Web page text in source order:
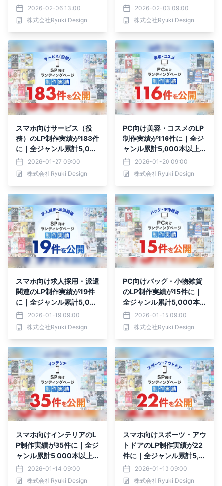
トスタイルのサービスを魅
力的に紹介
2026-02-06 13:00
株式会社Ryuki Design
るデザイン参考サイトとし
て情報を拡充
2026-02-03 09:00
株式会社Ryuki Design
スマホ向けサービス（役
務）のLP制作実績が183件
に｜全ジャンル累計5,00
0本以上の制作実績
2026-01-27 09:00
株式会社Ryuki Design
PC向け美容・コスメのLP
制作実績が116件に｜全ジ
ャンル累計5,000本以上
の制作実績
2026-01-20 09:00
株式会社Ryuki Design
スマホ向け求人採用・派遣
関連のLP制作実績が19件
に｜全ジャンル累計5,00
0本以上の制作実績
2026-01-19 09:00
株式会社Ryuki Design
PC向けバッグ・小物雑貨
のLP制作実績が15件に｜
全ジャンル累計5,000本
以上の制作実績
2026-01-15 09:00
株式会社Ryuki Design
スマホ向けインテリアのL
P制作実績が35件に｜全ジ
ャンル累計5,000本以上
の制作実績
2026-01-14 09:00
株式会社Ryuki Design
スマホ向けスポーツ・アウ
トドアのLP制作実績が22
件に｜全ジャンル累計5,0
00本以上の制作実績
2026-01-13 09:00
株式会社Ryuki Design